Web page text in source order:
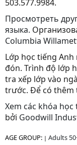
503.577.9984.
Просмотреть
языка.
Columbia
Lớp học tiếng
đón. Trình độ lớp
tra xếp lớp vào
trước. Để có thêm
Xem các khóa
bởi Goodwill
AGE GROUP: | Adults